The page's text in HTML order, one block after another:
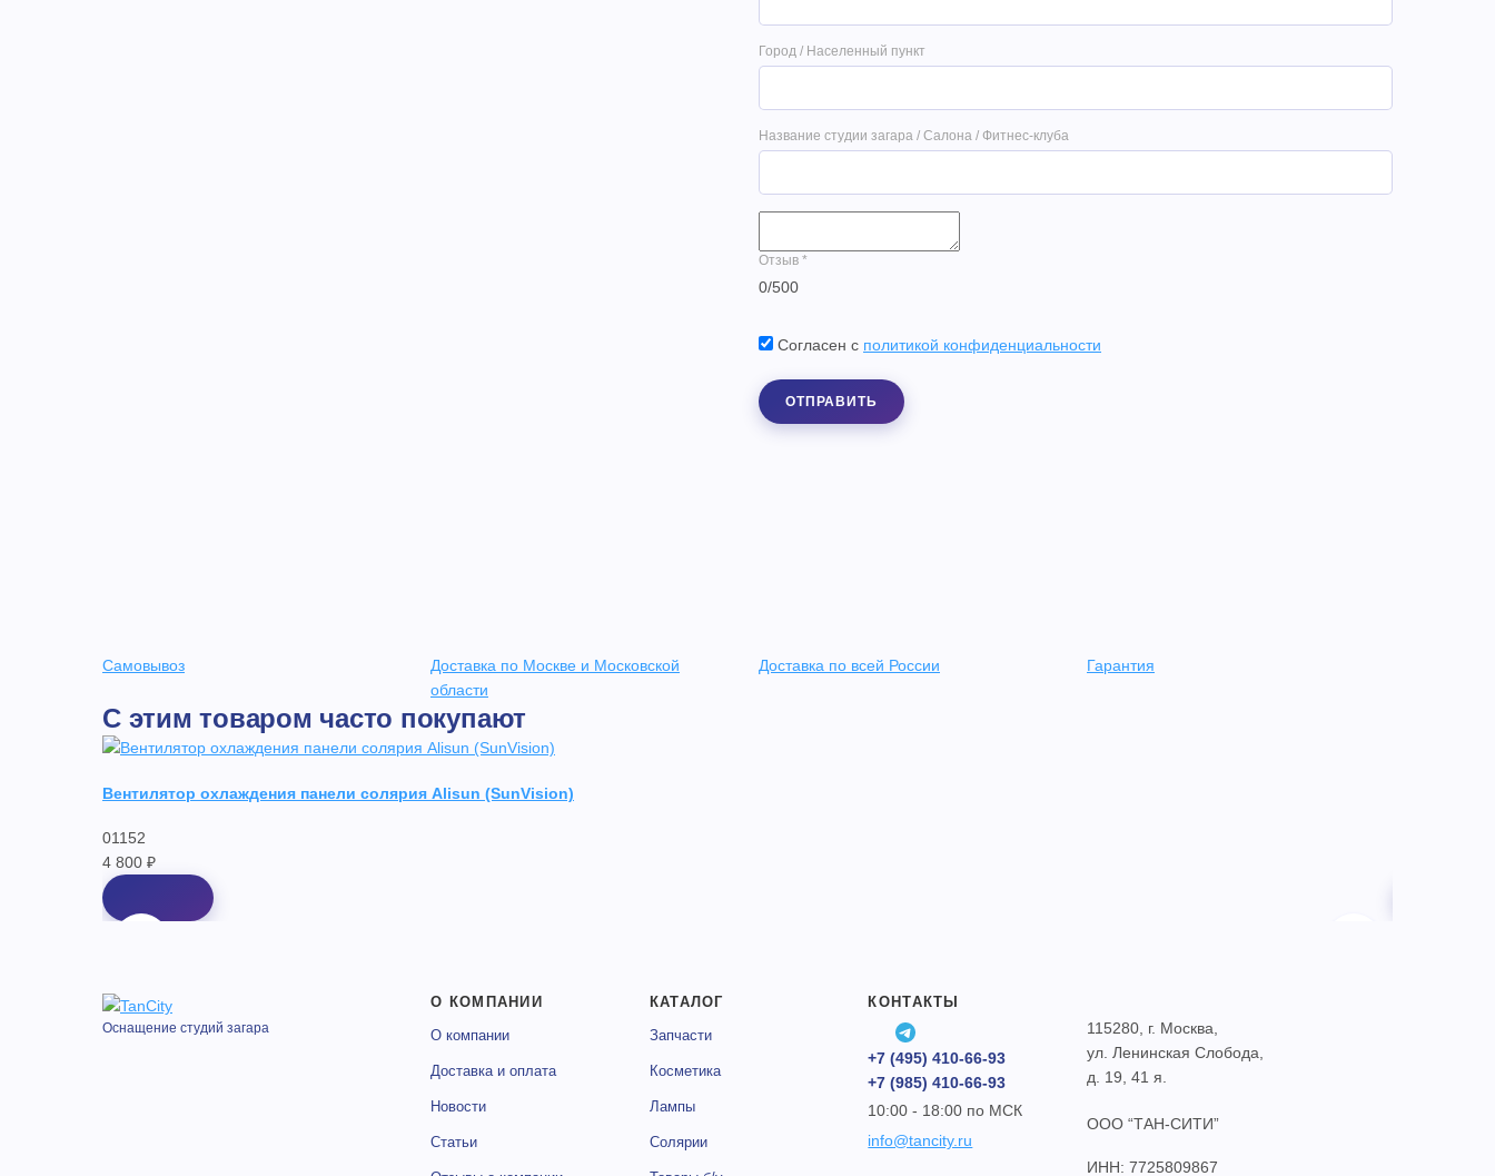
Город / Населенный пункт
Название студии загара / Салона / Фитнес-клуба
Отзыв *
0/500
Согласен с политикой конфиденциальности
ОТПРАВИТЬ
Самовывоз
Доставка по Москве и Московской
области
Доставка по всей России Гарантия
С этим товаром часто покупают
Вентилятор охлаждения панели солярия Alisun (SunVision)
01152
4 800 ₽
Оснащение студий загара
О КОМПАНИИ
О компании
Доставка и оплата
Новости
Статьи
КАТАЛОГ
Запчасти
Косметика
Лампы
Солярии
КОНТАКТЫ
+7 (495) 410-66-93
+7 (985) 410-66-93
10:00 - 18:00 по МСК
info@tancity.ru
115280, г. Москва,
ул. Ленинская Слобода,
д. 19, 41 я.
ООО “ТАН-СИТИ”
ИНН: 7725809867